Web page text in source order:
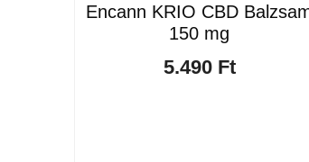
Encann KRIO CBD
150 mg
5.490 Ft